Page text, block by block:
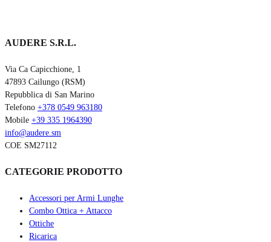
AUDERE S.R.L.
Via Ca Capicchione, 1
47893 Cailungo (RSM)
Repubblica di San Marino
Telefono +378 0549 963180
Mobile +39 335 1964390
info@audere.sm
COE SM27112
CATEGORIE PRODOTTO
Accessori per Armi Lunghe
Combo Ottica + Attacco
Ottiche
Ricarica